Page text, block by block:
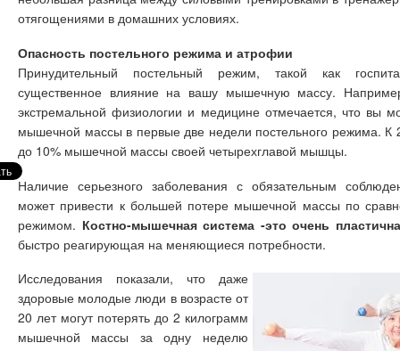
отягощениями в домашних условиях.
Опасность постельного режима и атрофии
Принудительный постельный режим, такой как
существенное влияние на вашу мышечную массу.
экстремальной физиологии и медицине отмечается, что вы
мышечной массы в первые две недели постельного режима. К
до 10% мышечной массы своей четырехглавой мышцы.
Наличие серьезного заболевания с обязательным
может привести к большей потере мышечной массы по
режимом. Костно-мышечная система -это очень
быстро реагирующая на меняющиеся потребности.
Исследования показали, что даже
здоровые молодые люди в возрасте от
20 лет могут потерять до 2 килограмм
мышечной массы за одну неделю